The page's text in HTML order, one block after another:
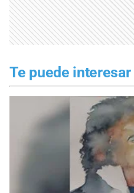
Te puede interesar